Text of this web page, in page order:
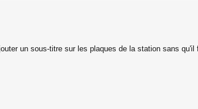
un sous-titre sur les plaques de la station sans